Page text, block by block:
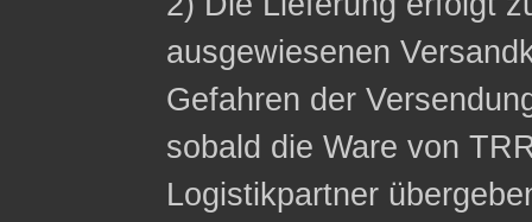
ausgewiesenen
Gefahren der
sobald die Ware von
Logistikpartner